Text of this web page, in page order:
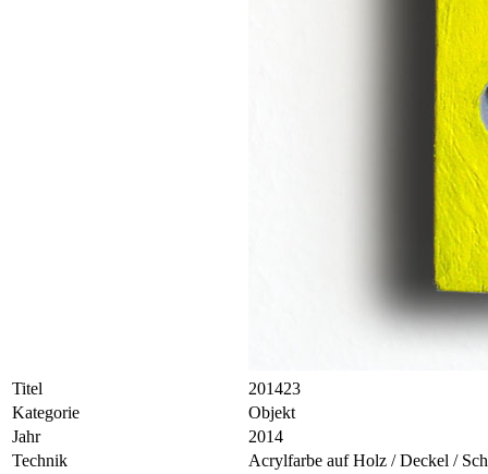
Titel
201423
Kategorie
Objekt
Jahr
2014
Technik
Acrylfarbe auf Holz / Deckel /